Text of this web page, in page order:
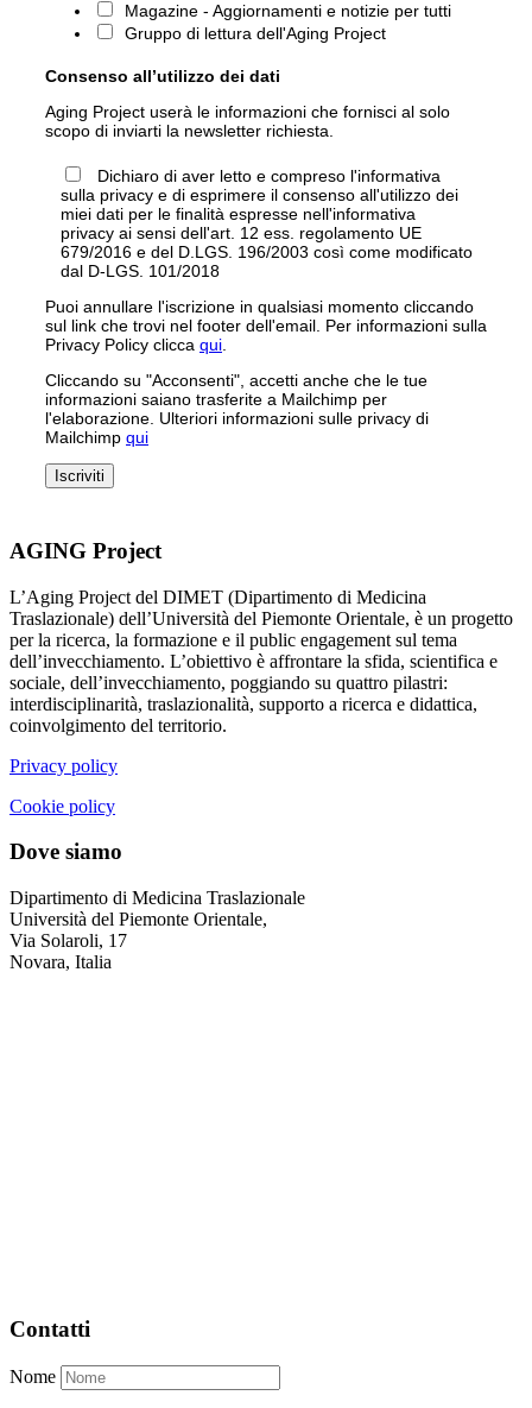
Magazine - Aggiornamenti e notizie per tutti
Gruppo di lettura dell'Aging Project
Consenso all’utilizzo dei dati
Aging Project userà le informazioni che fornisci al solo
scopo di inviarti la newsletter richiesta.
Dichiaro di aver letto e compreso l'informativa
sulla privacy e di esprimere il consenso all'utilizzo dei
miei dati per le finalità espresse nell'informativa
privacy ai sensi dell'art. 12 ess. regolamento UE
679/2016 e del D.LGS. 196/2003 così come modificato
dal D-LGS. 101/2018
Puoi annullare l'iscrizione in qualsiasi momento cliccando
sul link che trovi nel footer dell'email. Per informazioni sulla
Privacy Policy clicca qui.
Cliccando su "Acconsenti", accetti anche che le tue
informazioni saiano trasferite a Mailchimp per
l'elaborazione. Ulteriori informazioni sulle privacy di
Mailchimp qui
AGING Project
L’Aging Project del DIMET (Dipartimento di Medicina
Traslazionale) dell’Università del Piemonte Orientale, è un progetto
per la ricerca, la formazione e il public engagement sul tema
dell’invecchiamento. L’obiettivo è affrontare la sfida, scientifica e
sociale, dell’invecchiamento, poggiando su quattro pilastri:
interdisciplinarità, traslazionalità, supporto a ricerca e didattica,
coinvolgimento del territorio.
Privacy policy
Cookie policy
Dove siamo
Dipartimento di Medicina Traslazionale
Università del Piemonte Orientale,
Via Solaroli, 17
Novara, Italia
Contatti
Nome